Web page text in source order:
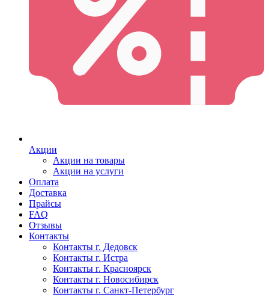
Акции
Акции на товары
Акции на услуги
Оплата
Доставка
Прайсы
FAQ
Отзывы
Контакты
Контакты г. Дедовск
Контакты г. Истра
Контакты г. Красноярск
Контакты г. Новосибирск
Контакты г. Санкт-Петербург